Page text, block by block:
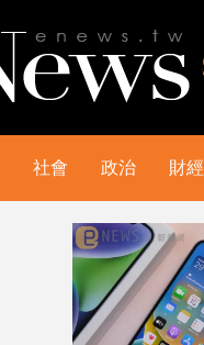
社會 政治 財經